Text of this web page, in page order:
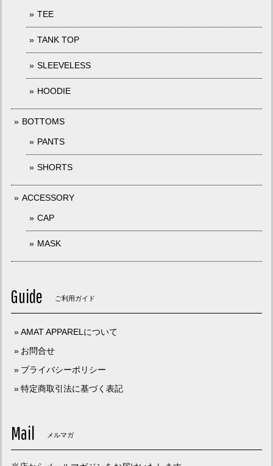
TEE
TANK TOP
SLEEVELESS
HOODIE
BOTTOMS
PANTS
SHORTS
ACCESSORY
CAP
MASK
Guide ご利用ガイド
AMAT APPARELについて
お問合せ
プライバシーポリシー
特定商取引法に基づく表記
Mail メルマガ